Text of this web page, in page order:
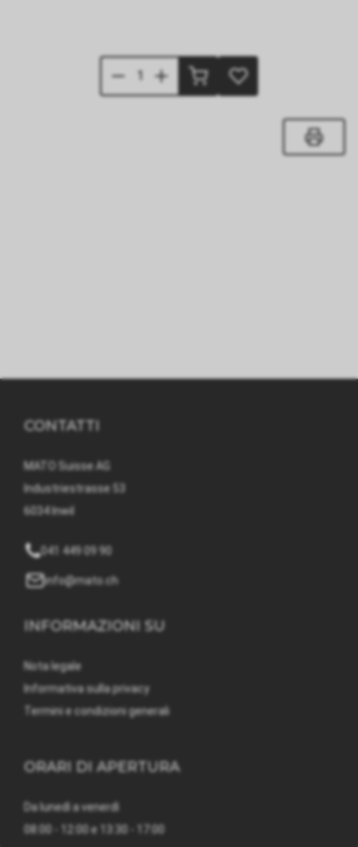
CONTATTI
MATO Suisse AG
Industriestrasse 53
6034 Inwil
041 449 09 90
info@mato.ch
INFORMAZIONI SU
Nota legale
Informativa sulla privacy
Termini e condizioni generali
ORARI DI APERTURA
Da lunedì a venerdì
08:00 - 12:00 e 13:30 - 17:00